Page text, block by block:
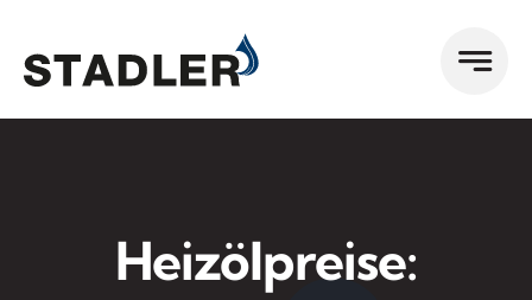
Inhalt
springen
Heizölpreise: